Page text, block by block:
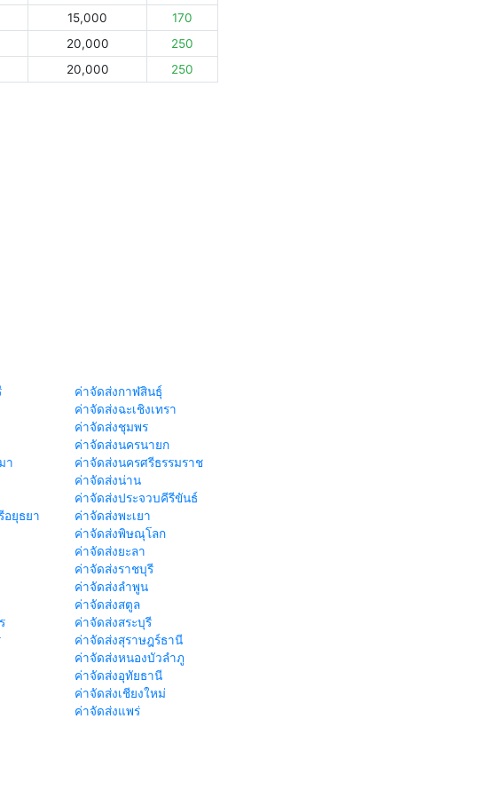
15,000
170
20,000
250
20,000 250
ค่าจัดส่งกาฬสินธุ์
ค่าจัดส่งฉะเชิงเทรา
ค่าจัดส่งชุมพร
ค่าจัดส่งนครนายก
า
ค่าจัดส่งนครศรีธรรมราช
ค่าจัดส่งน่าน
ค่าจัดส่งประจวบคีรีขันธ์
อยุธยา
ค่าจัดส่งพะเยา
ค่าจัดส่งพิษณุโลก
ค่าจัดส่งยะลา
ค่าจัดส่งราชบุรี
ค่าจัดส่งลำพูน
ค่าจัดส่งสตูล
ค่าจัดส่งสระบุรี
ค่าจัดส่งสุราษฎร์ธานี
ค่าจัดส่งหนองบัวลำภู
ค่าจัดส่งอุทัยธานี
ค่าจัดส่งเชียงใหม่
ค่าจัดส่งแพร่